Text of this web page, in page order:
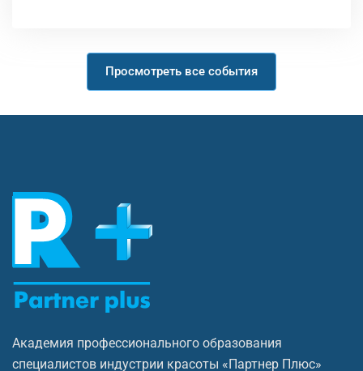
Просмотреть все события
Академия профессионального образования
специалистов индустрии красоты «Партнер Плюс»